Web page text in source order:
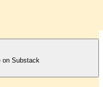
on Substack